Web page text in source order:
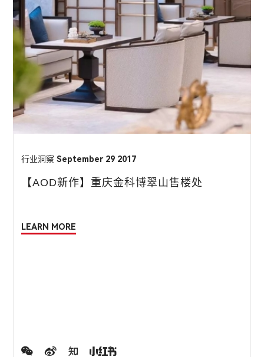
行业洞察 September 29 2017
【AOD新作】重庆金科博翠山售楼处
LEARN MORE